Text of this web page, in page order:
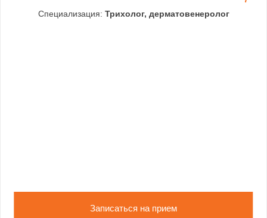
Специализация: Трихолог, дерматовенеролог
Записаться на прием